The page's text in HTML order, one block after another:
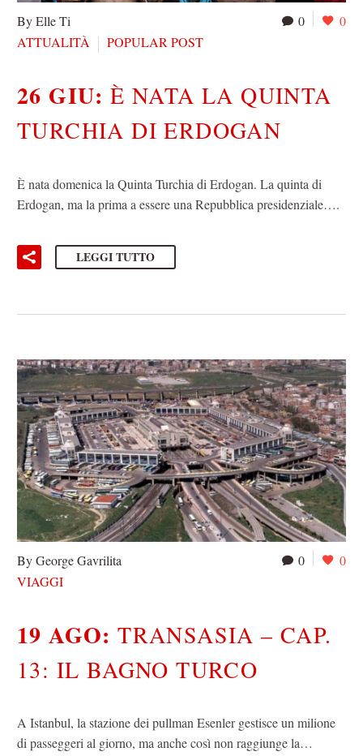
0 0
By Elle Ti
ATTUALITÀ
POPULAR POST
26 GIU:È NATA LA QUINTA
TURCHIA DI ERDOGAN
È nata domenica la Quinta Turchia di Erdogan. La quinta di
Erdogan, ma la prima a essere una Repubblica presidenziale….
LEGGI TUTTO
0 0
By George Gavrilita
VIAGGI
19 AGO:TRANSASIA – CAP.
13: IL BAGNO TURCO
A Istanbul, la stazione dei pullman Esenler gestisce un milione
di passeggeri al giorno, ma anche così non raggiunge la…